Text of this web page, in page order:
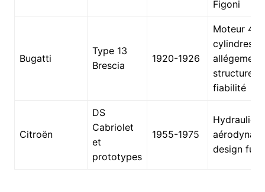
Figoni
Bugatti
Type 13
Brescia
1920-1926
Moteur 4
cylindres,
allégement
structurel,
fiabilité
Citroën
DS
Cabriolet
et
prototypes
1955-1975
design